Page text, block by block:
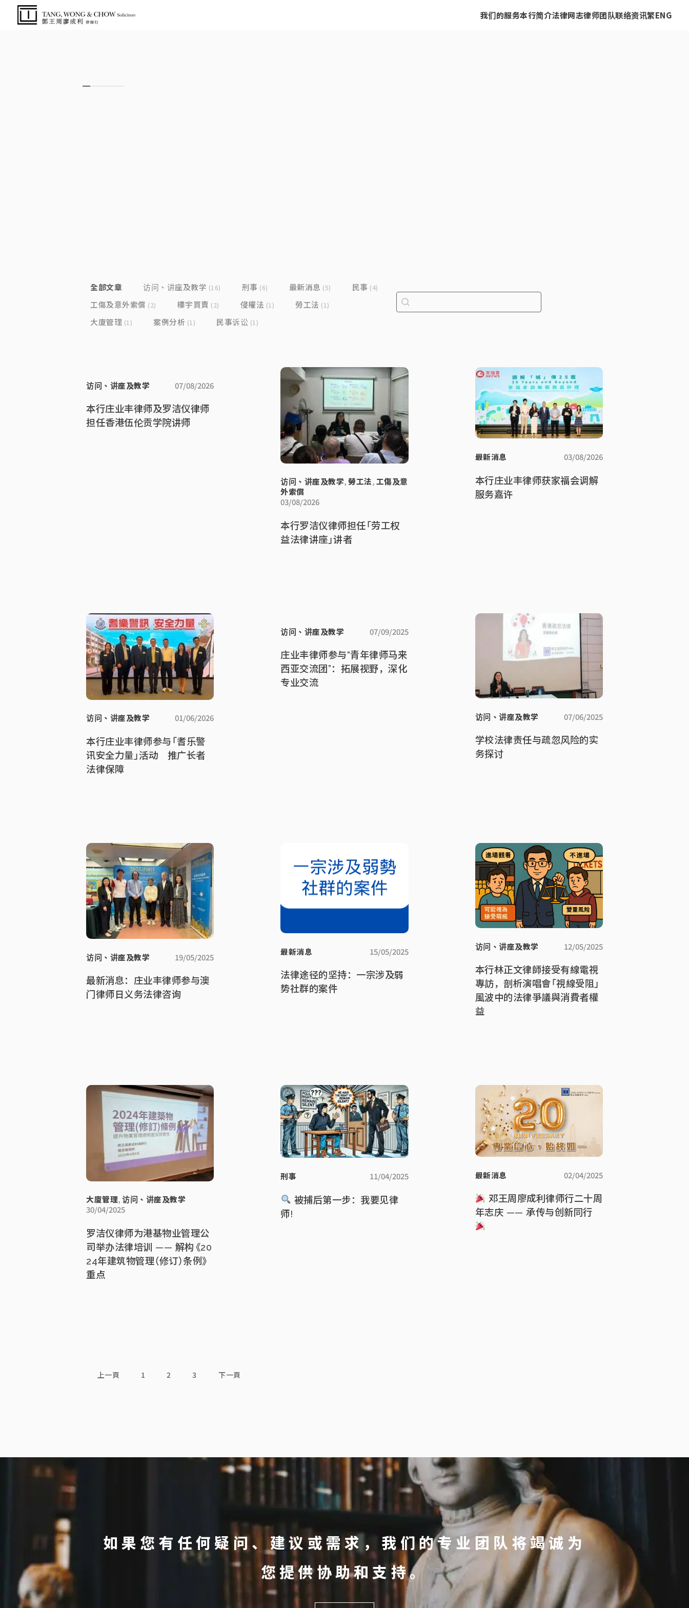
我们的服务本行简介法律网志律师团队联络资讯繁ENG
Category
全部文章 访问、讲座及教学 (16) 刑事 (6) 最新消息 (5) 民事 (4)
工傷及意外索償 (2) 樓宇買賣 (2) 侵權法 (1) 勞工法 (1)
大廈管理 (1) 案例分析 (1) 民事诉讼 (1)
Search bar
Search content
访问、讲座及教学 07/08/2026
本行庄业丰律师及罗洁仪律师
担任香港伍伦贡学院讲师
访问、讲座及教学,勞工法,工傷及意
外索償
03/08/2026
本行罗洁仪律师担任「劳工权
益法律讲座」讲者
最新消息 03/08/2026
本行庄业丰律师获家福会调解
服务嘉许
访问、讲座及教学 01/06/2026
本行庄业丰律师参与「耆乐警
讯安全力量」活动 推广长者
法律保障
访问、讲座及教学 07/09/2025
庄业丰律师参与“青年律师马来
西亚交流团”：拓展视野，深化
专业交流
访问、讲座及教学 07/06/2025
学校法律责任与疏忽风险的实
务探讨
访问、讲座及教学 19/05/2025
最新消息：庄业丰律师参与澳
门律师日义务法律咨询
最新消息 15/05/2025
法律途径的坚持：一宗涉及弱
势社群的案件
访问、讲座及教学 12/05/2025
本行林正文律師接受有線電視
專訪，剖析演唱會「視線受阻」
風波中的法律爭議與消費者權
益
大廈管理,访问、讲座及教学
30/04/2025
罗洁仪律师为港基物业管理公
司举办法律培训 —— 解构《20
24年建筑物管理（修订）条例》
重点
刑事 11/04/2025
被捕后第一步：我要见律
师!
最新消息 02/04/2025
邓王周廖成利律师行二十周
年志庆 —— 承传与创新同行
上一頁 1 2 3 下一頁
如果您有任何疑问、建议或需求，我们的专业团队将竭诚为
您提供协助和支持。